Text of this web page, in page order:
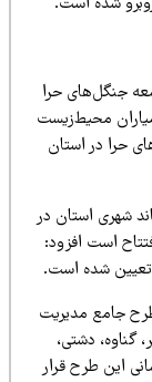
حرا
محیط‌زیست
در استان
استان در
افتتاح است افزود:
شده است.
مدیریت
دشتی،
طرح قرار